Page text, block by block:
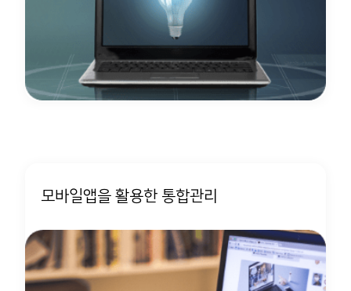
모바일앱을 활용한 통합관리